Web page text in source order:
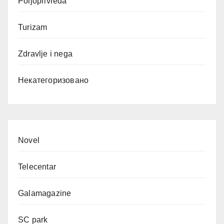
Turizam
Zdravlje i nega
Некатегоризовано
Novel
Telecentar
Galamagazine
SC park